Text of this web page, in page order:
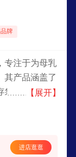
牌
专注于为母乳
其产品涵盖了
袋、乳头保护
创新和科学
【展开】
进店逛逛